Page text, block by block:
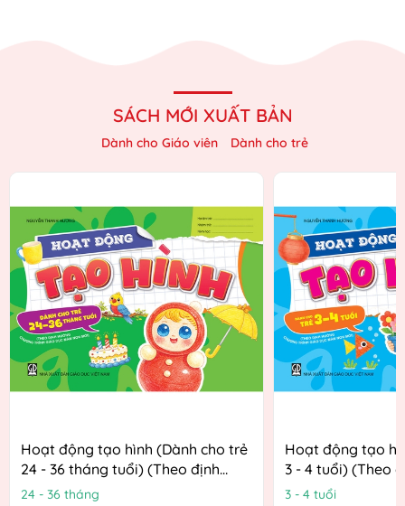
SÁCH MỚI XUẤT BẢN
Dành cho Giáo viên Dành cho trẻ
Hoạt động tạo hình (Dành cho trẻ
24 - 36 tháng tuổi) (Theo định
hướng Chương trình Giáo dục
24 - 36 tháng
Hoạt động tạo
3 - 4 tuổi) (Theo
Chương trình
3 - 4 tuổi